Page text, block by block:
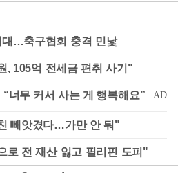
대…축구협회 충격 민낯
, 105억 전세금 편취 사기"
빼앗겼다…가만 안 둬"
로 전 재산 잃고 필리핀 도피"